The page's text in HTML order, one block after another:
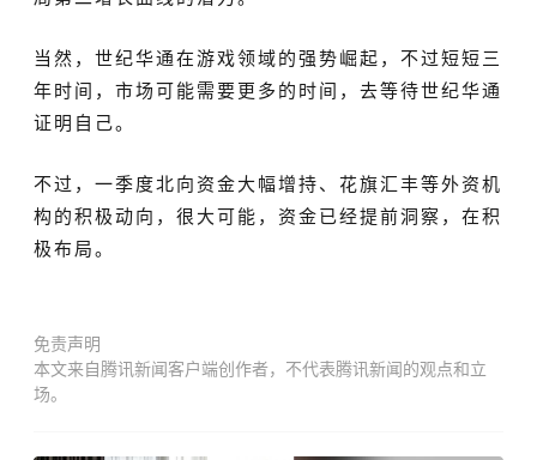
当然，世纪华通在游戏领域的强势崛起，不过短短三
年时间，市场可能需要更多的时间，去等待世纪华通
证明自己。
不过，一季度北向资金大幅增持、花旗汇丰等外资机
构的积极动向，很大可能，资金已经提前洞察，在积
极布局。
免责声明
本文来自腾讯新闻客户端创作者，不代表腾讯新闻的观点和立
场。